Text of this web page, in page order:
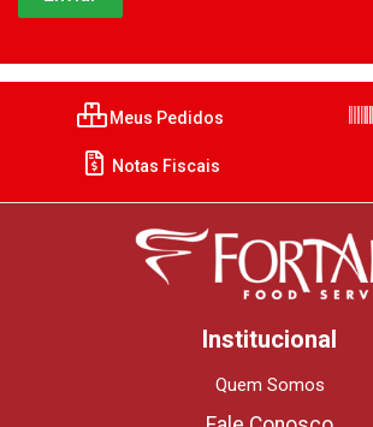
Meus Pedidos
Notas Fiscais
Institucional
Quem Somos